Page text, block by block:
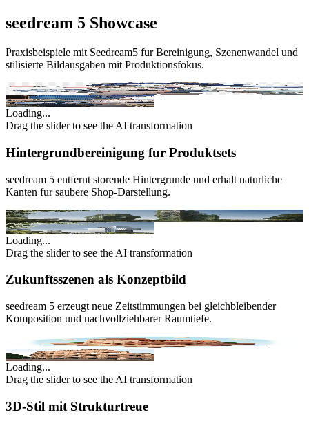
seedream 5 Showcase
Praxisbeispiele mit Seedream5 fur Bereinigung, Szenenwandel und
stilisierte Bildausgaben mit Produktionsfokus.
Original
AI Enhanced
Loading...
Drag the slider to see the AI transformation
Hintergrundbereinigung fur Produktsets
seedream 5 entfernt storende Hintergrunde und erhalt naturliche
Kanten fur saubere Shop-Darstellung.
Original
AI Enhanced
Loading...
Drag the slider to see the AI transformation
Zukunftsszenen als Konzeptbild
seedream 5 erzeugt neue Zeitstimmungen bei gleichbleibender
Komposition und nachvollziehbarer Raumtiefe.
Original
AI Enhanced
Loading...
Drag the slider to see the AI transformation
3D-Stil mit Strukturtreue